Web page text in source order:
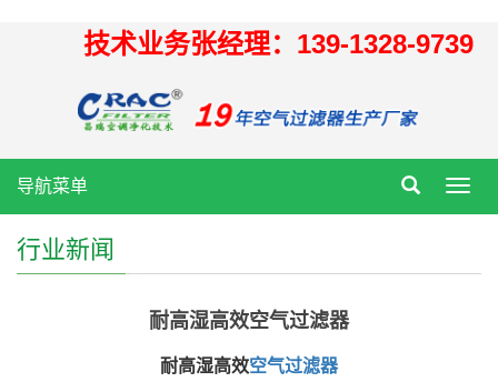
技术业务张经理：139-1328-9739
导航菜单
行业新闻
耐高湿高效空气过滤器
耐高湿高效空气过滤器